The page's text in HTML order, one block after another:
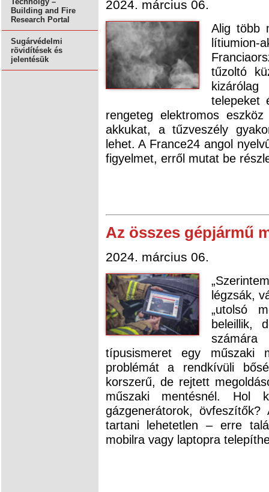
Building and Fire
Research Portal
Sugárvédelmi
rövidítések és
jelentésük
2024. március 06.
Alig több
tűzoltó
telepeket
rengeteg elektromos
akkukat, a tűzveszély
lehet. A France24 angol
figyelmet, erről mutat be
Az összes gépjármű
2024. március 06.
légzsák,
„utolsó
beleillik,
típusismeret egy műszaki
problémát a rendkívüli
korszerű, de rejtett
műszaki mentésnél. Hol
gázgenerátorok,
tartani lehetetlen – erre
mobilra vagy laptopra